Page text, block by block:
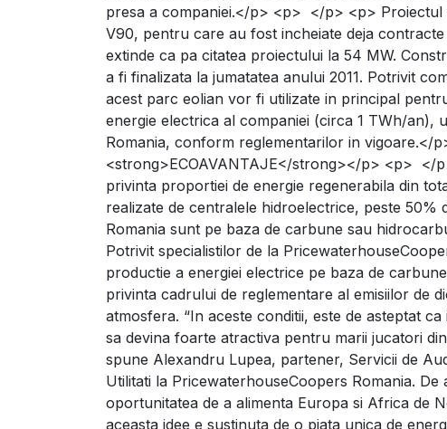
presa a companiei.</p> <p> </p> <p>
V90, pentru care au fost incheiate deja
extinde ca pa citatea proiectului la 54 MW.
a fi finalizata la jumatatea anului 2011. Potrivit
acest parc eolian vor fi utilizate in principal
energie electrica al companiei (circa 1 TWh/an),
Romania, conform reglementarilor in
<strong>ECOAVANTAJE</strong></p> <p> </
privinta proportiei de energie regenerabila din
realizate de centralele hidroelectrice, peste 50%
Romania sunt pe baza de carbune sau
Potrivit specialistilor de la
productie a energiei electrice pe baza de
privinta cadrului de reglementare al emisiilor de
atmosfera. “In aceste conditii, este de asteptat
sa devina foarte atractiva pentru marii jucatori
spune Alexandru Lupea, partener, Servicii de
Utilitati la PricewaterhouseCoopers Romania.
oportunitatea de a alimenta Europa si Africa de
aceasta idee e sustinuta de o piata unica de